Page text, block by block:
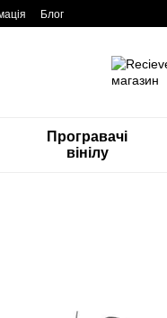
Блог
Програвачі
вінілу